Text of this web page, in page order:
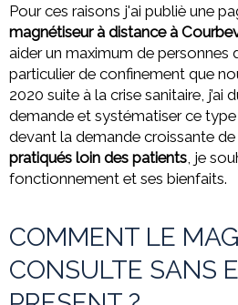
Pour ces raisons j'ai publiè une
magnétiseur à distance à
aider un maximum de personnes
particulier de confinement que
2020 suite à la crise sanitaire, j’ai
demande et systématiser ce type
devant la demande croissante de
pratiqués loin des patients, je
fonctionnement et ses bienfaits.
COMMENT LE
CONSULTE SANS